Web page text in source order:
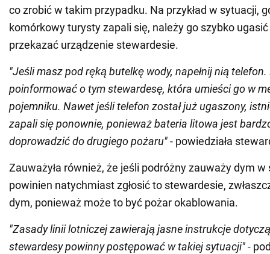
co zrobić w takim przypadku. Na przykład w sytuacji,
komórkowy turysty zapali się, należy go szybko
przekazać urządzenie stewardesie.
"Jeśli masz pod ręką butelkę wody, napełnij nią
poinformować o tym stewardesę, która umieści go w
pojemniku. Nawet jeśli telefon został już ugaszony,
zapali się ponownie, ponieważ bateria litowa jest
doprowadzić do drugiego pożaru" - powiedziała
Zauważyła również, że jeśli podróżny zauważy dym w
powinien natychmiast zgłosić to stewardesie,
dym, ponieważ może to być pożar okablowania.
"Zasady linii lotniczej zawierają jasne instrukcje
stewardesy powinny postępować w takiej sytuacji" -